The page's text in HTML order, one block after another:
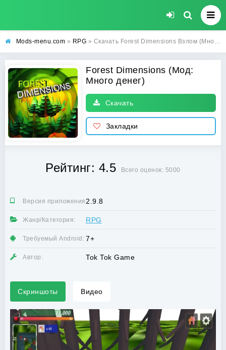
Mods-menu.com » RPG » Скачать Forest Dimensions Взлом (Много денег) на Андроид бесплатно
Forest Dimensions (Мод:
Много денег)
Скачать
Закладки
Рейтинг: 4.5 Всего оценок: 5000
Версия приложения:2.9.8
Жанр/Категория: RPG
Требуемый Android: 7+
Автор: Tok Tok Game
Скриншоты Видео